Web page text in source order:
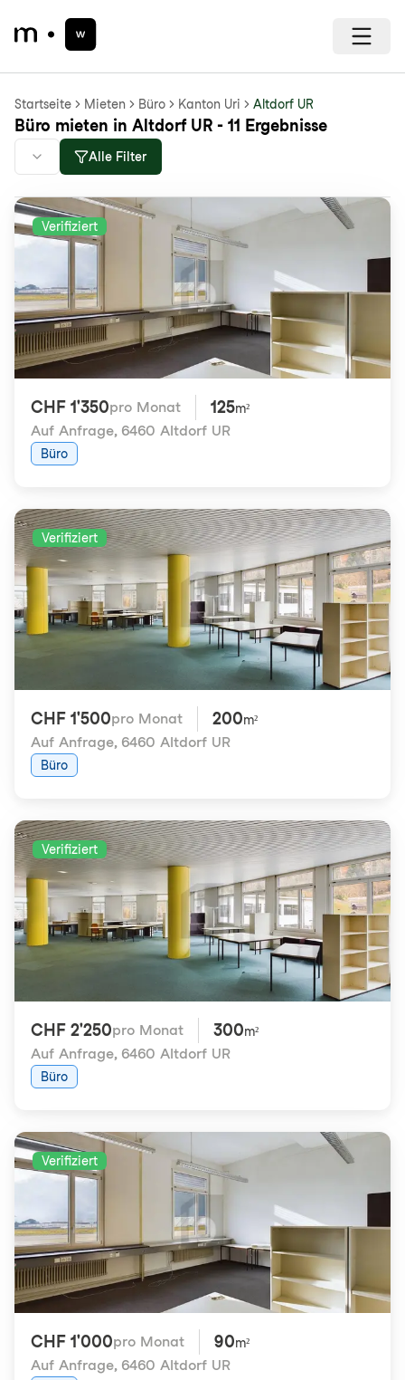
Startseite Mieten Büro Kanton Uri Altdorf UR
Büro mieten in Altdorf UR - 11 Ergebnisse
Alle Filter
Verifiziert
CHF 1'350pro Monat 125m²
Auf Anfrage, 6460 Altdorf UR
Büro
Verifiziert
CHF 1'500pro Monat 200m²
Auf Anfrage, 6460 Altdorf UR
Büro
Verifiziert
CHF 2'250pro Monat 300m²
Auf Anfrage, 6460 Altdorf UR
Büro
Verifiziert
CHF 1'000pro Monat 90m²
Auf Anfrage, 6460 Altdorf UR